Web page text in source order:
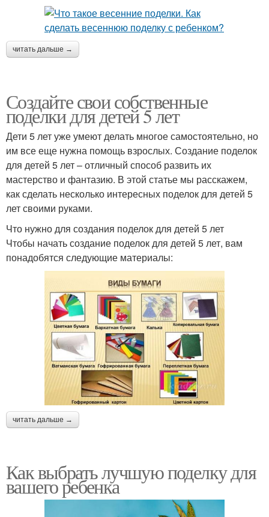
читать дальше →
Создайте свои собственные
поделки для детей 5 лет
Дети 5 лет уже умеют делать многое самостоятельно, но
им все еще нужна помощь взрослых. Создание поделок
для детей 5 лет – отличный способ развить их
мастерство и фантазию. В этой статье мы расскажем,
как сделать несколько интересных поделок для детей 5
лет своими руками.
Что нужно для создания поделок для детей 5 лет
Чтобы начать создание поделок для детей 5 лет, вам
понадобятся следующие материалы:
читать дальше →
Как выбрать лучшую поделку для
вашего ребенка